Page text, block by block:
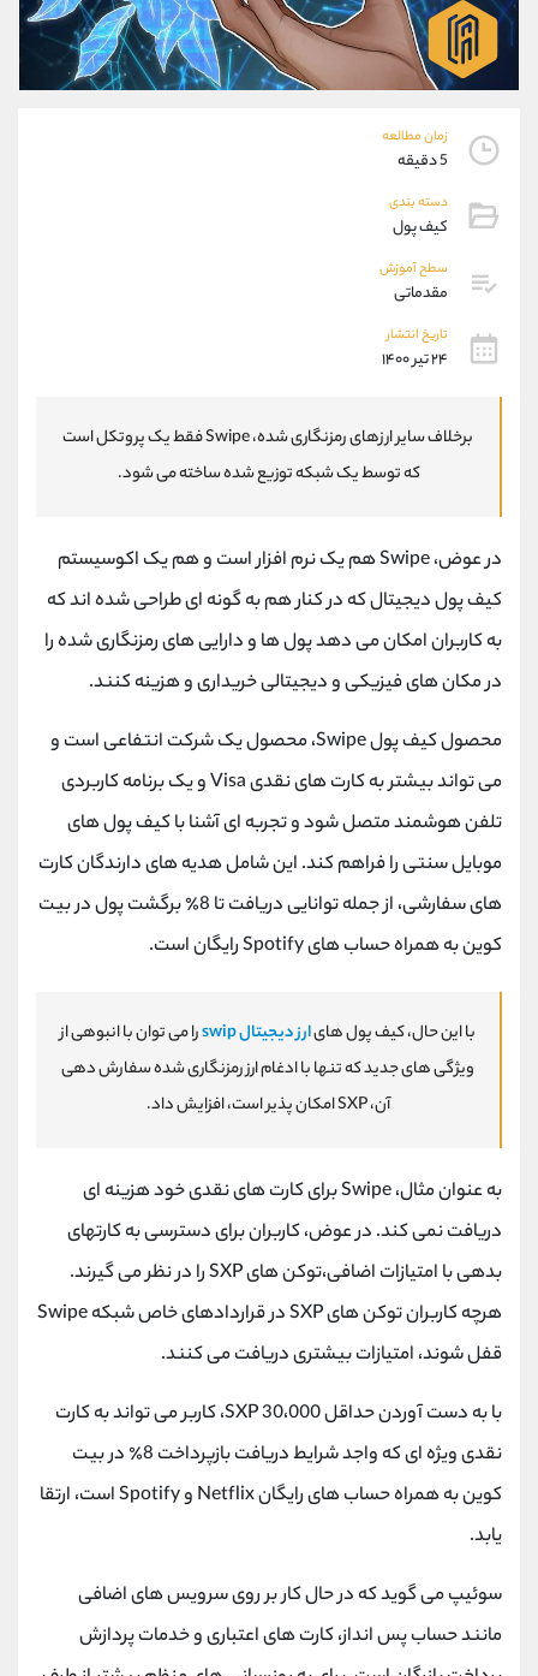
زمان مطالعه
5 دقیقه
دسته بندی
کیف پول
سطح آموزش
مقدماتی
تاریخ انتشار
۲۴ تیر ۱۴۰۰
برخلاف سایر ارزهای رمزنگاری شده، Swipe فقط یک پروتکل است
که توسط یک شبکه توزیع شده ساخته می شود.
در عوض، Swipe هم یک نرم افزار است و هم یک اکوسیستم
کیف پول دیجیتال که در کنار هم به گونه ای طراحی شده اند که
به کاربران امکان می دهد پول ها و دارایی های رمزنگاری شده را
در مکان های فیزیکی و دیجیتالی خریداری و هزینه کنند.
محصول کیف پول Swipe، محصول یک شرکت انتفاعی است و
می تواند بیشتر به کارت های نقدی Visa و یک برنامه کاربردی
تلفن هوشمند متصل شود و تجربه ای آشنا با کیف پول های
موبایل سنتی را فراهم کند. این شامل هدیه های دارندگان کارت
های سفارشی، از جمله توانایی دریافت تا 8٪ برگشت پول در بیت
کوین به همراه حساب های Spotify رایگان است.
با این حال، کیف پول هایارز دیجیتال swip
را می توان با انبوهی از
ویژگی های جدید که تنها با ادغام ارز رمزنگاری شده سفارش دهی
آن، SXP امکان پذیر است، افزایش داد.
به عنوان مثال، Swipe برای کارت های نقدی خود هزینه ای
دریافت نمی کند. در عوض، کاربران برای دسترسی به کارتهای
بدهی با امتیازات اضافی،توکن های SXP را در نظر می گیرند.
هرچه کاربران توکن های SXP در قراردادهای خاص شبکه Swipe
قفل شوند، امتیازات بیشتری دریافت می کنند.
با به دست آوردن حداقل 30،000 SXP، کاربر می تواند به کارت
نقدی ویژه ای که واجد شرایط دریافت بازپرداخت 8٪ در بیت
کوین به همراه حساب های رایگان Netflix و Spotify است، ارتقا
یابد.
سوئیپ می گوید که در حال کار بر روی سرویس های اضافی
مانند حساب پس انداز، کارت های اعتباری و خدمات پردازش
09304891085
واتساپ شروع گفتگو
تلگرام @Armteam_admin_103
داخلی 103
پشتیبان فروش
موبایل
واتساپ
داخلی
اطلاعات تماس (دفتر فروش)
021-22021040
@alireza.mehrabii
@alirezamehrabi_official